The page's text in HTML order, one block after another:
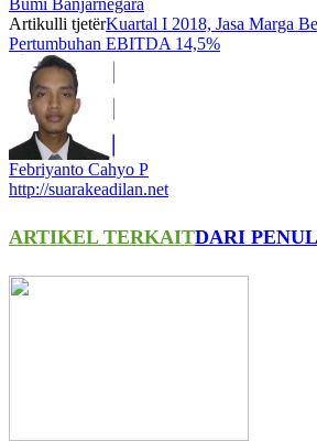
Artikulli tjetërKuartal I 2018, Jasa Marga
Pertumbuhan EBITDA 14,5%
Febriyanto Cahyo P
http://suarakeadilan.net
ARTIKEL TERKAITDARI